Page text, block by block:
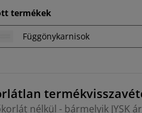
termékek
Függönykarnisok
nélkül - bármelyik JYSK